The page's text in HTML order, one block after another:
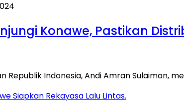
Konawe, Pastikan
Indonesia, Andi Amran Sulaiman,